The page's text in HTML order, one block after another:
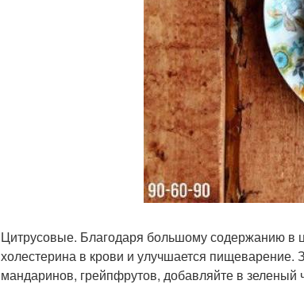
Цитрусовые. Благодаря большому содержанию в
холестерина в крови и улучшается
мандаринов, грейпфрутов, добавляйте в зеленый